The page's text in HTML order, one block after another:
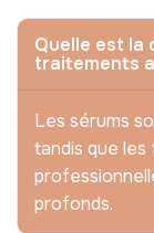
Quelle est la
traitements
Les sérums
tandis que
profonds.